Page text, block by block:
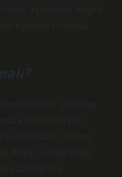
açısından doğru
fiyatları sırasıyla
bir Çinli cep
kurulan şirket,
Tecno;
Asya, Güney Asya,
pazarlarına